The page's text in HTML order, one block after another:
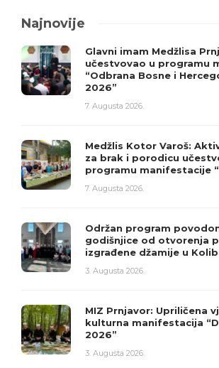
Najnovije
Glavni imam Medžlisa
učestvovao u programu
“Odbrana Bosne i
2026”
7. Augusta 2026.
Medžlis Kotor Varoš:
za brak i porodicu
programu manifestacije
7. Augusta 2026.
Održan program
godišnjice od otvorenja
izgrađene džamije u
3. Augusta 2026.
MIZ Prnjavor: Upriličena
kulturna manifestacija
2026”
3. Augusta 2026.